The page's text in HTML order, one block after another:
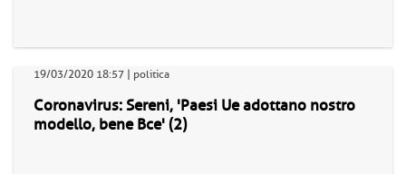
19/03/2020 18:57 | politica
Coronavirus: Sereni, 'Paesi Ue adottano nostro
modello, bene Bce' (2)